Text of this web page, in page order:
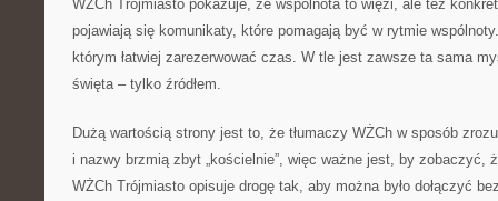
WŻCh Trójmiasto pokazuje, że wspólnota to więzi, ale też
pojawiają się komunikaty, które pomagają być w rytmie
którym łatwiej zarezerwować czas. W tle jest zawsze ta sama
święta – tylko źródłem.
Dużą wartością strony jest to, że tłumaczy WŻCh w sposób
i nazwy brzmią zbyt „kościelnie”, więc ważne jest, by zobaczyć,
WŻCh Trójmiasto opisuje drogę tak, aby można było dołączyć